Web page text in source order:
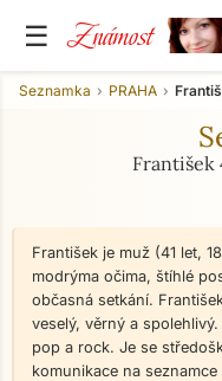
☰ Známost
Seznamka PRAHA
František
František je muž (41 let,
modrýma očima, štíhlé
občasná setkání.
veselý, věrný a
pop a rock. Je se
komunikace na